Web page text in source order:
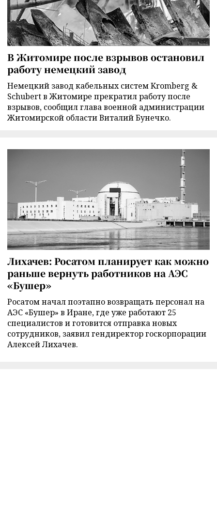
В Житомире после взрывов остановил
работу немецкий завод
Немецкий завод кабельных систем Kromberg &
Schubert в Житомире прекратил работу после
взрывов, сообщил глава военной администрации
Житомирской области Виталий Бунечко.
Лихачев: Росатом планирует как можно
раньше вернуть работников на АЭС
«Бушер»
Росатом начал поэтапно возвращать персонал на
АЭС «Бушер» в Иране, где уже работают 25
специалистов и готовится отправка новых
сотрудников, заявил гендиректор госкорпорации
Алексей Лихачев.